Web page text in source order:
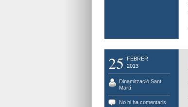
25
FEBRER
2013
Dinamització Sant
Martí
No hi ha comentaris